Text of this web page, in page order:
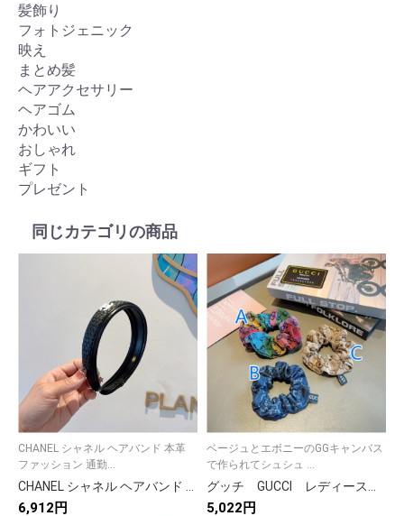
髪飾り
フォトジェニック
映え
まとめ髪
ヘアアクセサリー
ヘアゴム
かわいい
おしゃれ
ギフト
プレゼント
同じカテゴリの商品
CHANEL シャネル ヘアバンド 本革
ファッション 通勤...
6,912円
ベージュとエボニーのGGキャンバス
5,022円